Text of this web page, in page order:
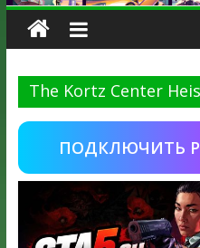
The Kortz Center
ПОДКЛЮЧИТЬ